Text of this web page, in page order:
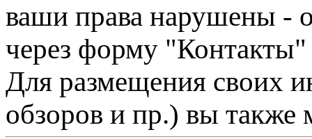
ваши права нарушены -
через форму "Контакты"
Для размещения своих
обзоров и пр.) вы также